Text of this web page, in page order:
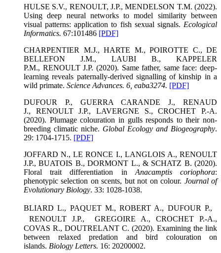
HULSE S.V., RENOULT, J.P., MENDELSON T.M. (2022).
Using deep neural networks to model similarity between
visual patterns: application to fish sexual signals. Ecological
Informatics. 67:101486 [PDF]
CHARPENTIER M.J., HARTE M., POIROTTE C., DE
BELLEFON J.M., LAUBI B., KAPPELER
P.M., RENOULT J.P. (2020). Same father, same face: deep-
learning reveals paternally-derived signalling of kinship in a
wild primate. Science Advances. 6, eaba3274. [PDF]
DUFOUR P., GUERRA CARANDE J., RENAUD
J., RENOULT J.P., LAVERGNE S., CROCHET P.-A.
(2020). Plumage colouration in gulls responds to their non-
breeding climatic niche. Global Ecology and Biogeography.
29: 1704-1715. [PDF]
JOFFARD N., LE RONCE I., LANGLOIS A., RENOULT
J.P., BUATOIS B., DORMONT L., & SCHATZ B. (2020).
Floral trait differentiation in Anacamptis coriophora:
phenotypic selection on scents, but not on colour. Journal of
Evolutionary Biology. 33: 1028-1038.
BLIARD L., PAQUET M., ROBERT A., DUFOUR P.,
RENOULT J.P., GREGOIRE A., CROCHET P.-A.,
COVAS R., DOUTRELANT C. (2020). Examining the link
between relaxed predation and bird colouration on
islands. Biology Letters. 16: 20200002.